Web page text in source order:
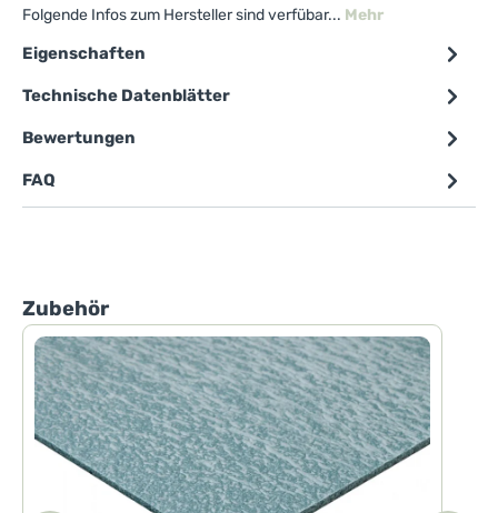
Folgende Infos zum Hersteller sind verfübar... Mehr
Eigenschaften
Technische Datenblätter
Bewertungen
FAQ
Produktgalerie überspringen
Zubehör